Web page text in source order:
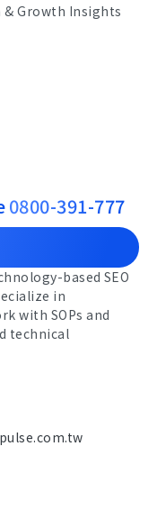
& Growth Insights
0800-391-777
based SEO
in
with SOPs and
technical